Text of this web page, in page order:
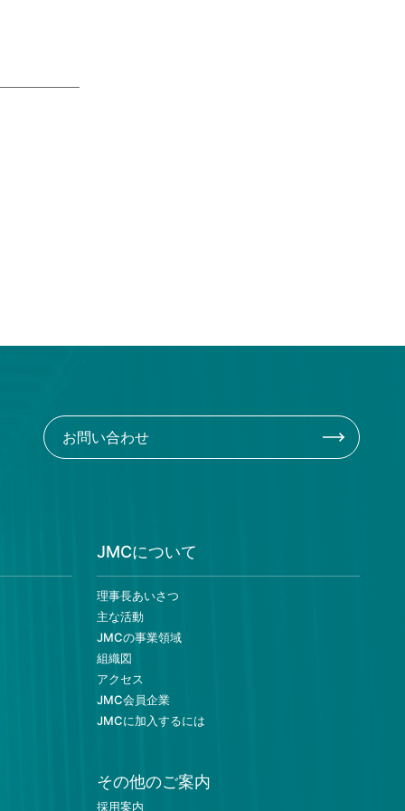
お問い合わせ
JMCについて
理事長あいさつ
主な活動
JMCの事業領域
組織図
アクセス
JMC会員企業
JMCに加入するには
その他のご案内
採用案内